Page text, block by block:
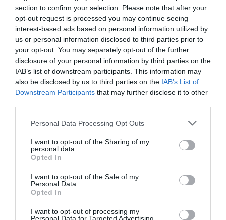
section to confirm your selection. Please note that after your
opt-out request is processed you may continue seeing
interest-based ads based on personal information utilized by
us or personal information disclosed to third parties prior to
your opt-out. You may separately opt-out of the further
disclosure of your personal information by third parties on the
IAB’s list of downstream participants. This information may
also be disclosed by us to third parties on the IAB’s List of
Downstream Participants that may further disclose it to other
Please note that this website/app uses one or more Google
not limited to your visit or usage behaviour. You may click to
grant or deny consent to Google and its third-party tags to
use your data for below specified purposes in below Google
consent section.
Personal Data Processing Opt Outs
I want to opt-out of the Sharing of my
personal data.
Opted In
I want to opt-out of the Sale of my
Personal Data.
Opted In
I want to opt-out of processing my
18 Luglio 2026